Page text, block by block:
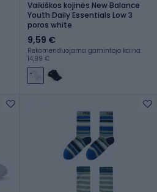
Vaikiškos kojinės New Balance
Youth Daily Essentials Low 3
poros white
9,59 €
Rekomenduojama gamintojo kaina:
14,99 €